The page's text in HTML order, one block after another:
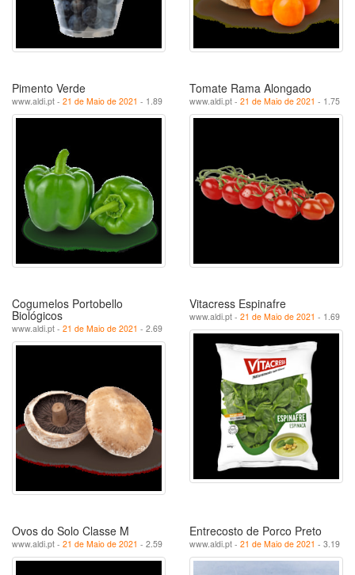
Pimento Verde
www.aldi.pt - 21 de Maio de 2021 - 1.89
Tomate Rama Alongado
www.aldi.pt - 21 de Maio de 2021 - 1.75
Cogumelos Portobello
Biológicos
www.aldi.pt - 21 de Maio de 2021 - 2.69
Vitacress Espinafre
www.aldi.pt - 21 de Maio de 2021 - 1.69
Ovos do Solo Classe M
www.aldi.pt - 21 de Maio de 2021 - 2.59
Entrecosto de Porco Preto
www.aldi.pt - 21 de Maio de 2021 - 3.19